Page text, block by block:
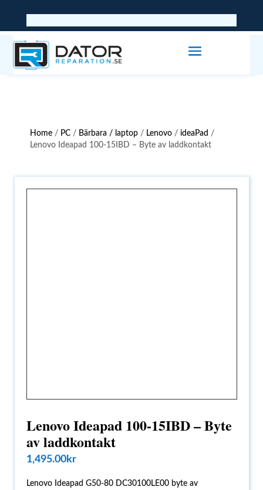
Home / PC / Bärbara / laptop / Lenovo / ideaPad /
Lenovo Ideapad 100-15IBD – Byte av laddkontakt
Lenovo Ideapad 100-15IBD – Byte
av laddkontakt
1,495.00kr
Lenovo Ideapad G50-80 DC30100LE00 byte av